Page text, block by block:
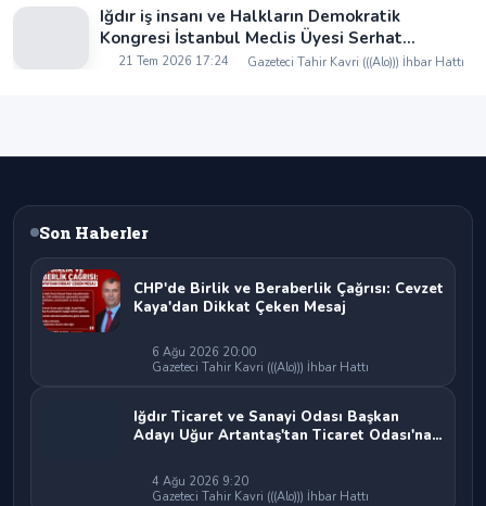
Iğdır iş insanı ve Halkların Demokratik
Kongresi İstanbul Meclis Üyesi Serhat
Kaya’dan Iğdır Tanıtım Günleri’nde birlik ve
21 Tem 2026 17:24 Gazeteci Tahir Kavri (((Alo))) İhbar Hattı
Son Haberler
CHP'de Birlik ve Beraberlik Çağrısı: Cevzet
Kaya'dan Dikkat Çeken Mesaj
6 Ağu 2026 20:00
Gazeteci Tahir Kavri (((Alo))) İhbar Hattı
Iğdır Ticaret ve Sanayi Odası Başkan
Adayı Uğur Artantaş'tan Ticaret Odası'na
Bırakılamaz"
4 Ağu 2026 9:20
Gazeteci Tahir Kavri (((Alo))) İhbar Hattı